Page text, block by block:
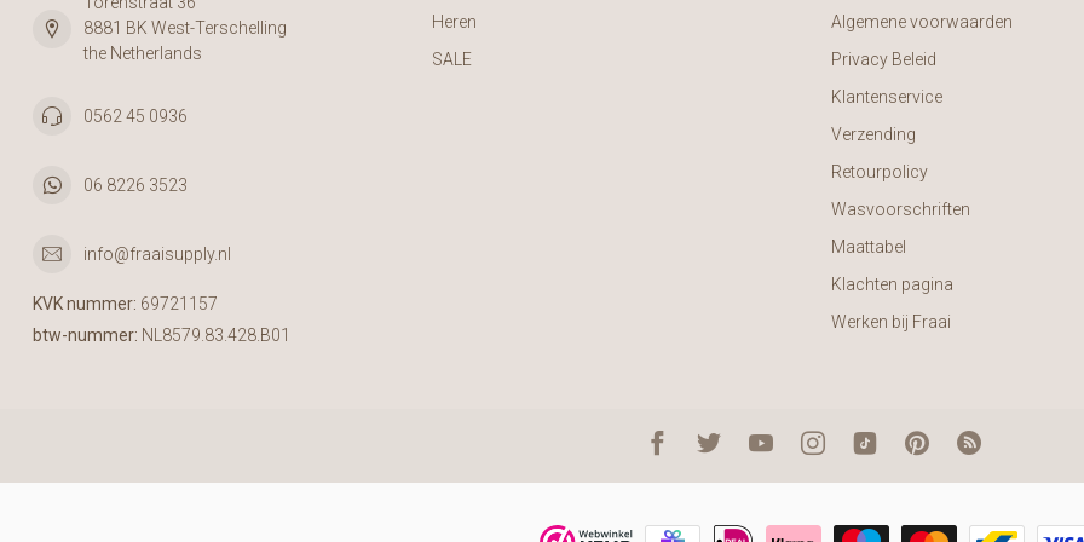
8881 BK West-Terschelling
the Netherlands
0562 45 0936
06 8226 3523
info@fraaisupply.nl
KVK nummer: 69721157
btw-nummer: NL8579.83.428.B01
Heren
SALE
Algemene voorwaarden
Privacy Beleid
Klantenservice
Verzending
Retourpolicy
Wasvoorschriften
Maattabel
Klachten pagina
Werken bij Fraai